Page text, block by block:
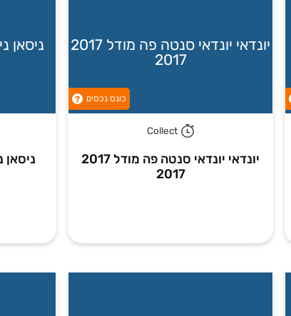
יונדאי יונדאי סנטה פה מודל 2017
2017
כונס נכסים ?
Collect
יונדאי יונדאי סנטה פה מודל 2017
2017